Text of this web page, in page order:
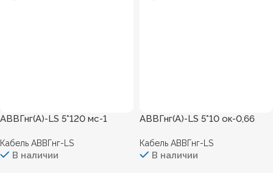
АВВГнг(А)-LS 5*120 мс-1
Кабель АВВГнг-LS
В наличии
АВВГнг(А)-LS 5*10 ок-0,66
Кабель АВВГнг-LS
В наличии